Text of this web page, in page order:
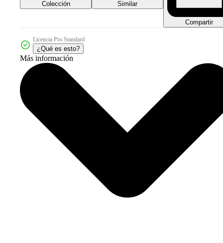
Colección Similar
Compartir
Licencia Pro Standard
¿Qué es esto?
Más información